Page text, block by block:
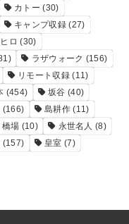
カトー (30)
キャンプ収録(27)
ヒロ (30)
ラザウォーク (156)
リモート収録(11)
(454) 坂谷 (40)
(166) 島耕作(11)
橋場 (10) 永世名人 (8)
(157) 皇室 (7)